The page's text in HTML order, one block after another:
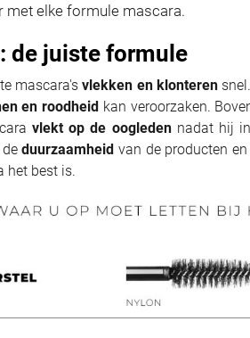
met elke formule mascara.
de juiste formule
mascara'svlekken en klonteren
en roodheid kan veroorzaken.
vlekt op de oogledennadat hij in
deduurzaamheid van de producten
het best is.